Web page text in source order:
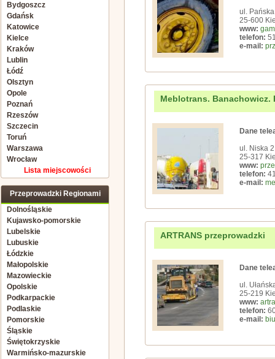
Bydgoszcz
Gdańsk
Katowice
Kielce
Kraków
Lublin
Łódź
Olsztyn
Opole
Poznań
Rzeszów
Szczecin
Toruń
Warszawa
Wrocław
Lista miejscowości
Przeprowadzki Regionami
Dolnośląskie
Kujawsko-pomorskie
Lubelskie
Lubuskie
Łódzkie
Małopolskie
Mazowieckie
Opolskie
Podkarpackie
Podlaskie
Pomorskie
Śląskie
Świętokrzyskie
Warmińsko-mazurskie
ul.
25-600
www:
telefon:
e-mail:
Meblotrans. Banachowicz.
Dane
ul. Niska
25-317
www:
telefon:
e-mail:
ARTRANS przeprowadzki
Dane
ul.
25-219
www:
telefon:
e-mail: